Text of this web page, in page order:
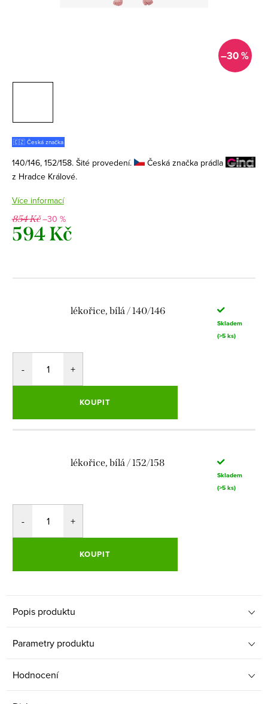
–30 %
🇨🇿 Česká značka
140/146, 152/158. Šité provedení.
Česká značka prádla
z Hradce Králové.
Více informací
854 Kč–30 %
594 Kč
lékořice, bílá / 140/146
Skladem
(>5 ks)
KOUPIT
lékořice, bílá / 152/158
Skladem
(>5 ks)
KOUPIT
Popis produktu
Parametry produktu
Hodnocení